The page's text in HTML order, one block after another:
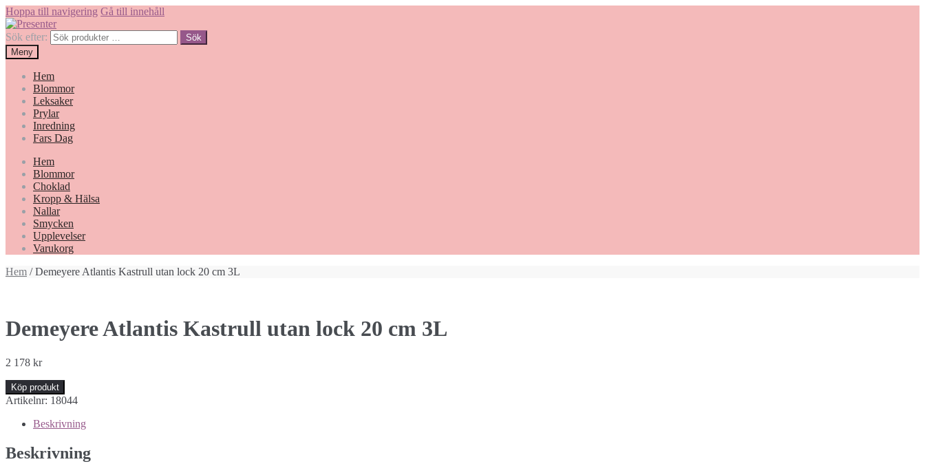
Hoppa till navigering Gå till innehåll
Sök efter:
Sök
Meny
Hem
Blommor
Leksaker
Prylar
Inredning
Fars Dag
Hem
Blommor
Choklad
Kropp & Hälsa
Nallar
Smycken
Upplevelser
Varukorg
Hem / Demeyere Atlantis Kastrull utan lock 20 cm 3L
Demeyere Atlantis Kastrull utan lock 20 cm 3L
2 178 kr
Köp produkt
Artikelnr: 18044
Beskrivning
Beskrivning